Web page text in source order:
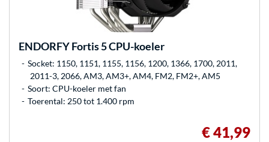
ENDORFYFortis 5 CPU-koeler
Socket: 1150, 1151, 1155, 1156, 1200, 1366, 1700, 2011,
2011-3, 2066, AM3, AM3+, AM4, FM2, FM2+, AM5
Soort: CPU-koeler met fan
Toerental: 250 tot 1.400 rpm
€ 41,99